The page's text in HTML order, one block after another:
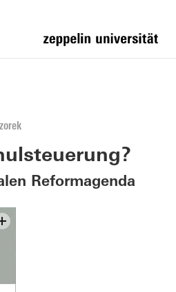
Reformagenda